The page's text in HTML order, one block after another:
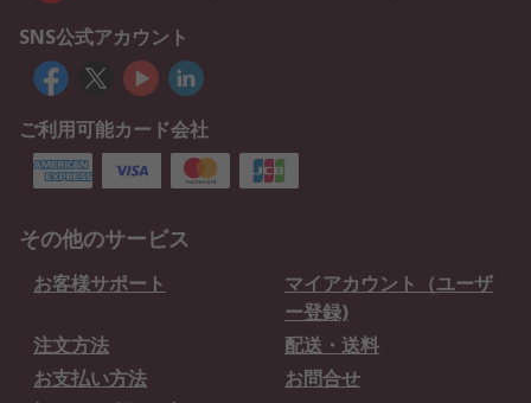
SNS公式アカウント
ご利用可能カード会社
その他のサービス
お客様サポート
マイアカウント（ユーザ
ー登録)
注文方法
配送・送料
お支払い方法
お問合せ